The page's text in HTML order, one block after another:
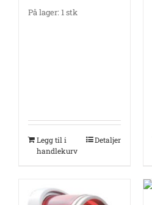
På lager: 1 stk
Legg til i
handlekurv
Detaljer